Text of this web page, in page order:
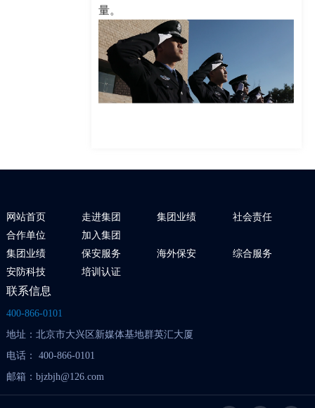
量。
网站首页 走进集团 集团业绩
社会责任
合作单位
加入集团
集团业绩
保安服务 海外保安
综合服务
安防科技
培训认证
联系信息
400-866-0101
地址：北京市大兴区新媒体基地群英汇大厦
电话： 400-866-0101
邮箱：bjzbjh@126.com